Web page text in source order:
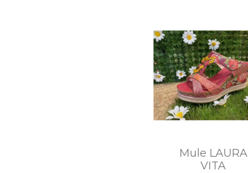
Mule LAURA
VITA